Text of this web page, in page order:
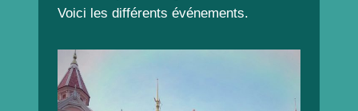
Voici les différents événements.